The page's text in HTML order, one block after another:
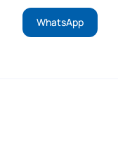
WhatsApp